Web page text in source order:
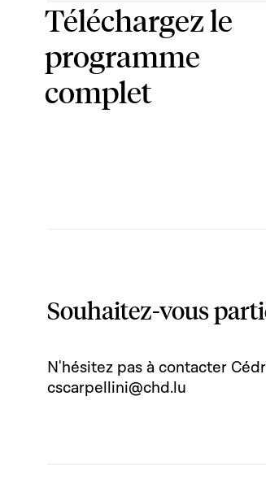
Téléchargez le
programme
complet
Souhaitez-vous
N'hésitez pas à contacter
cscarpellini@chd.lu